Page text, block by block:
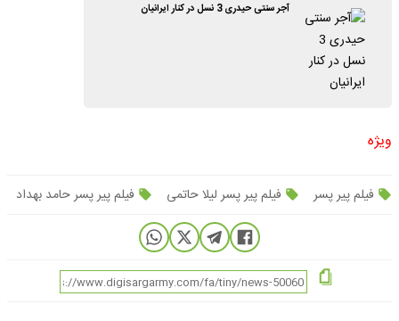
آجر سنتی حیدری 3 نسل در کنار ایرانیان
ویژه
فیلم پیر پسر فیلم پیر پسر لیلا حاتمی فیلم پیر پسر حامد بهداد